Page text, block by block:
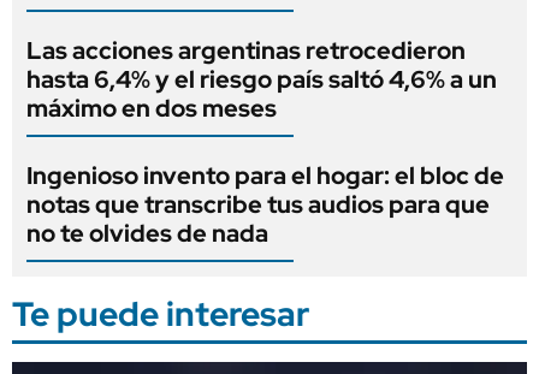
Las acciones argentinas retrocedieron
hasta 6,4% y el riesgo país saltó 4,6% a un
máximo en dos meses
Ingenioso invento para el hogar: el bloc de
notas que transcribe tus audios para que
no te olvides de nada
Te puede interesar